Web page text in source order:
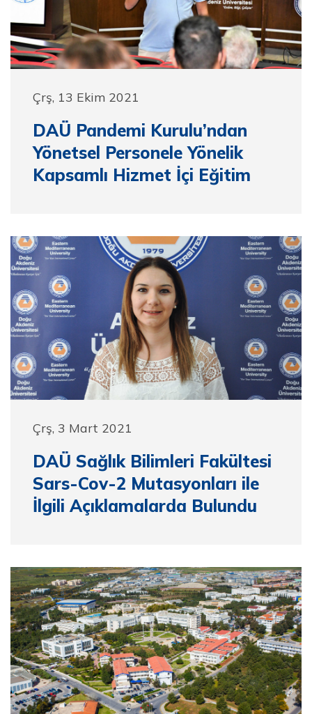
Çrş, 13 Ekim 2021
DAÜ Pandemi Kurulu’ndan
Yönetsel Personele Yönelik
Kapsamlı Hizmet İçi Eğitim
Çrş, 3 Mart 2021
DAÜ Sağlık Bilimleri Fakültesi
Sars-Cov-2 Mutasyonları ile
İlgili Açıklamalarda Bulundu